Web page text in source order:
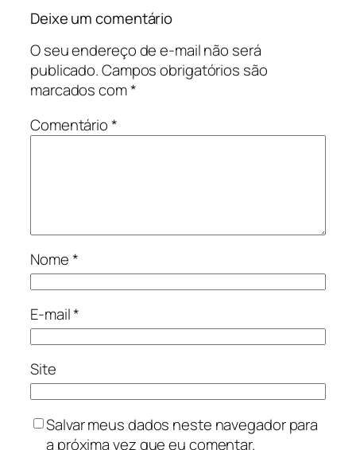
Deixe um comentário
O seu endereço de e-mail não será
publicado.Campos obrigatórios são
marcados com*
Comentário*
Nome*
E-mail*
Site
Salvar meus dados neste navegador para
a próxima vez que eu comentar.